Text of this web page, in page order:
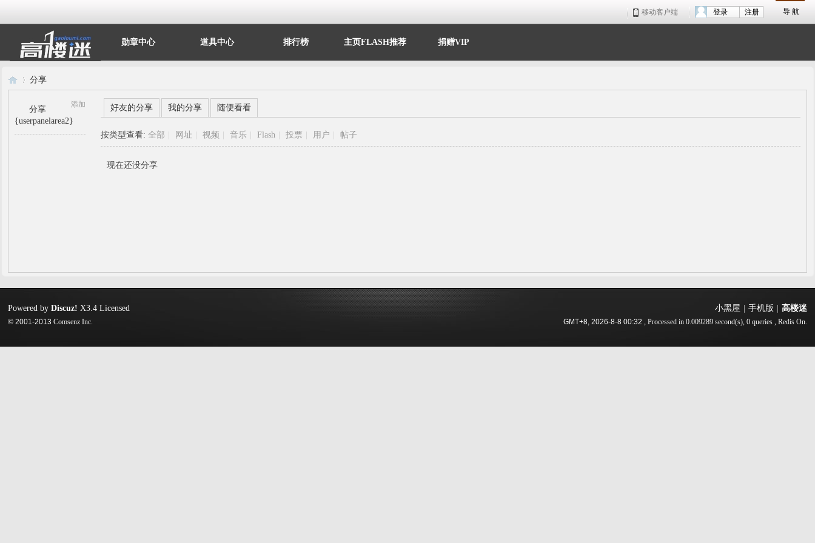
导 航
移动客户端 注册
登录
勋章中心 道具中心 排行榜 主页FLASH推荐 捐赠VIP
分享
添加
分享
{userpanelarea2}
好友的分享 我的分享 随便看看
按类型查看:全部 网址 视频 音乐 Flash 投票 用户 帖子
现在还没分享
小黑屋 手机版 高楼迷
GMT+8, 2026-8-8 00:32 , Processed in 0.009289 second(s), 0 queries , Redis On.
Powered byDiscuz! X3.4 Licensed
© 2001-2013Comsenz Inc.